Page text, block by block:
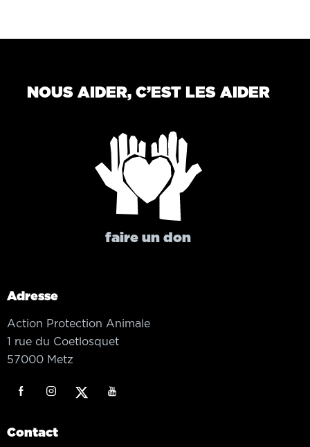
NOUS AIDER, C’EST LES AIDER
faire un don
Adresse
Action Protection Animale
1 rue du Coetlosquet
57000 Metz
Contact